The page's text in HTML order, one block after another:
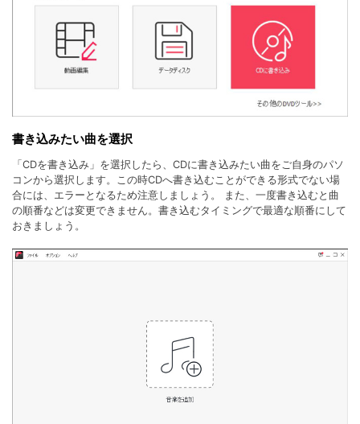
書き込みたい曲を選択
「CDを書き込み」を選択したら、CDに書き込みたい曲をご自身のパソ
コンから選択します。この時CDへ書き込むことができる形式でない場
合には、エラーとなるため注意しましょう。 また、一度書き込むと曲
の順番などは変更できません。書き込むタイミングで最適な順番にして
おきましょう。